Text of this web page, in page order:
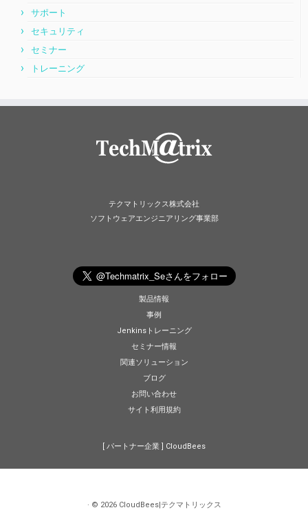
サポート
セキュリティ
セミナー
トレーニング
テクマトリックス株式会社
ソフトウェアエンジニアリング事業部
製品情報
事例
Jenkinsトレーニング
セミナー情報
関連ソリューション
ブログ
お問い合わせ
サイト利用規約
[ パートナー企業 ] CloudBees
· © 2026 CloudBees|テクマトリックス